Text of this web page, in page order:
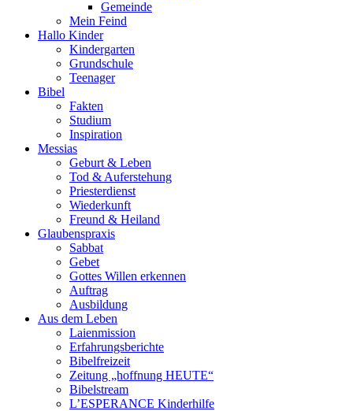
Gemeinde
Mein Feind
Hallo Kinder
Kindergarten
Grundschule
Teenager
Bibel
Fakten
Studium
Inspiration
Messias
Geburt & Leben
Tod & Auferstehung
Priesterdienst
Wiederkunft
Freund & Heiland
Glaubenspraxis
Sabbat
Gebet
Gottes Willen erkennen
Auftrag
Ausbildung
Aus dem Leben
Laienmission
Erfahrungsberichte
Bibelfreizeit
Zeitung „hoffnung HEUTE“
Bibelstream
L’ESPERANCE Kinderhilfe